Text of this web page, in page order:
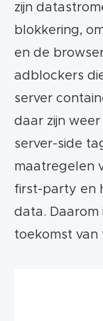
zijn
blokkering,
en de
adblockers
server
daar zijn
server-side
maatregelen
first-party en
data. Daarom
toekomst van